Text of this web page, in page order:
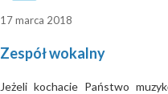
17 marca 2018
Zespół wokalny
Jeżeli kochacie Państwo